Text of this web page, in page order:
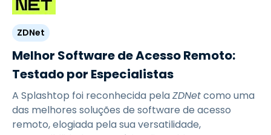
ZDNet
Melhor Software de Acesso Remoto:
Testado por Especialistas
A Splashtop foi reconhecida pelaZDNetcomo uma
das melhores soluções de software de acesso
remoto, elogiada pela sua versatilidade,